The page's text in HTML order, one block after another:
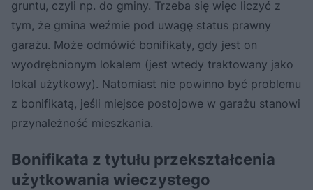
gruntu, czyli np. do gminy. Trzeba się więc liczyć z
tym, że gmina weźmie pod uwagę status prawny
garażu. Może odmówić bonifikaty, gdy jest on
wyodrębnionym lokalem (jest wtedy traktowany jako
lokal użytkowy). Natomiast nie powinno być problemu
z bonifikatą, jeśli miejsce postojowe w garażu stanowi
przynależność mieszkania.
Bonifikata z tytułu przekształcenia
użytkowania wieczystego